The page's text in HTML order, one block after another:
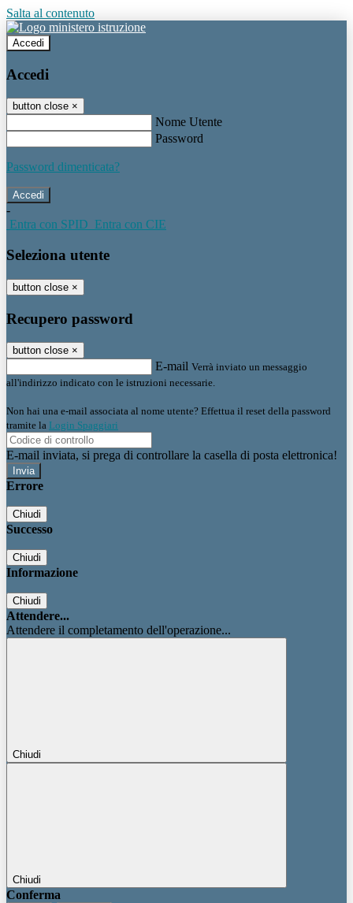
Salta al contenuto
Accedi
Accedi
button close ×
Nome Utente
Password
Password dimenticata?
-
Entra con SPID Entra con CIE
Seleziona utente
button close ×
Recupero password
button close ×
E-mail Verrà inviato un messaggio
all'indirizzo indicato con le istruzioni necessarie.
Non hai una e-mail associata al nome utente? Effettua il reset della password
tramite la Login Spaggiari
E-mail inviata, si prega di controllare la casella di posta elettronica!
Errore
Chiudi
Successo
Chiudi
Informazione
Chiudi
Attendere...
Attendere il completamento dell'operazione...
Chiudi
Chiudi
Conferma